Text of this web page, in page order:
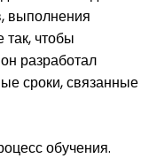
выполнения
так, чтобы
разработал
сроки, связанные
обучения.